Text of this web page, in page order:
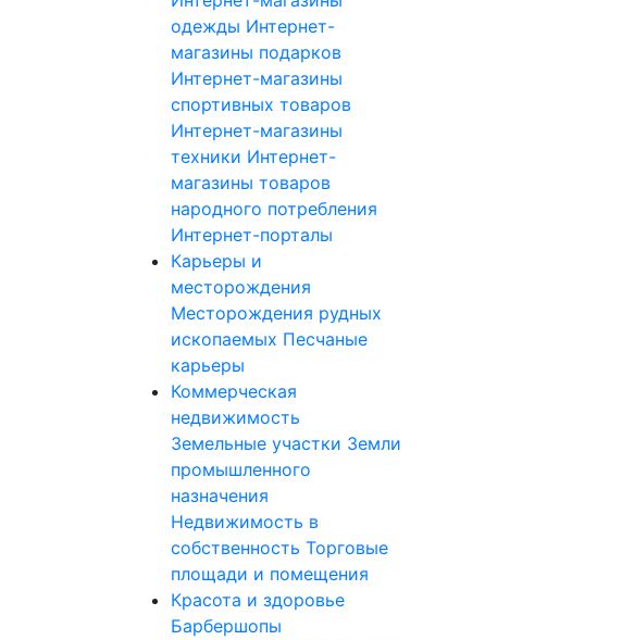
одежды Интернет-
магазины подарков
Интернет-магазины
спортивных товаров
Интернет-магазины
техники Интернет-
магазины товаров
народного потребления
Интернет-порталы
Карьеры и
месторождения
Месторождения рудных
ископаемых Песчаные
карьеры
Коммерческая
недвижимость
Земельные участки Земли
промышленного
назначения
Недвижимость в
собственность Торговые
площади и помещения
Красота и здоровье
Барбершопы